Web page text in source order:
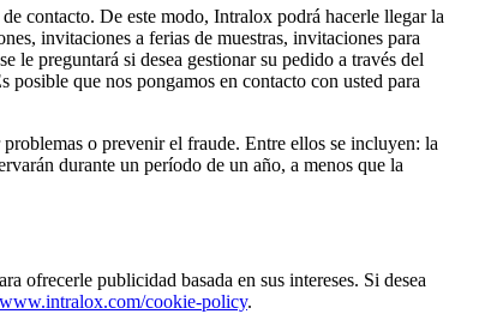
contacto. De este modo, Intralox podrá hacerle llegar la
invitaciones a ferias de muestras, invitaciones para
le preguntará si desea gestionar su pedido a través del
que nos pongamos en contacto con usted para
o prevenir el fraude. Entre ellos se incluyen: la
durante un período de un año, a menos que la
ofrecerle publicidad basada en sus intereses. Si desea
cookie-policy.